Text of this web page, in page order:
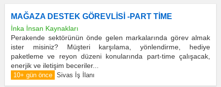
MAĞAZA DESTEK GÖREVLİSİ -PART TİME
İnka İnsan Kaynakları
Perakende sektörünün önde gelen markalarında görev almak
ister misiniz? Müşteri karşılama, yönlendirme, hediye
paketleme ve reyon düzeni konularında part-time çalışacak,
enerjik ve iletişim beceriler...
10+ gün önce Sivas İş İlanı